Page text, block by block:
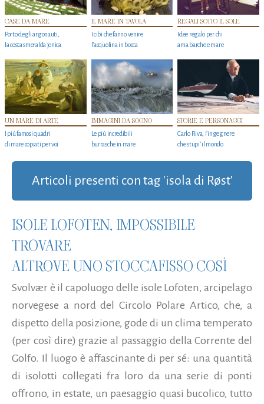
CASE DA MARE
Porto degli argonauti,
la costa smeralda jonica
IL MARE IN TAVOLA
I cibi che fanno venire
l’acquolina in bocca
REGALI SOTTO IL SOLE
Idee regalo per chi
ama barche e mare
UN MARE DI ARTE
I più famosi quadri
di mare copiati per voi
IMMAGINI DA SOGNO
Le più incredibili
burrasche in mare
STORIE E PERSONAGGI
Carlo Riva, l’ingegnere
che stupi' il mondo
Articoli presenti con tag 'isola di Røst'
ISOLE LOFOTEN, IMPOSSIBILE
TROVARE
ALTROVE UNO STOCCAFISSO COSÌ
Svolvær è il capoluogo delle isole Lofoten, arcipelago
norvegese a nord del Circolo Polare Artico, che, a
dispetto della posizione, gode di un clima temperato
(per così dire) grazie al passaggio della Corrente del
Golfo. Il luogo è affascinante di per sé: una quantità
di isolotti collegati fra loro da una serie di ponti
offrono, in estate, un paesaggio quasi bucolico, tutto